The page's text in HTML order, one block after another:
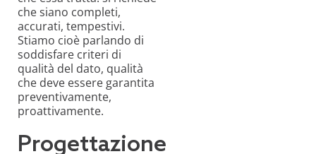
che siano completi,
accurati, tempestivi.
Stiamo cioè parlando di
soddisfare criteri di
qualità del dato, qualità
che deve essere garantita
preventivamente,
proattivamente.
Progettazione